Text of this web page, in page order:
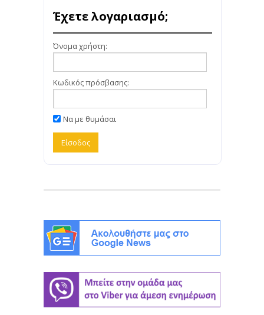
Έχετε λογαριασμό;
Όνομα χρήστη:
Κωδικός πρόσβασης:
Να με θυμάσαι